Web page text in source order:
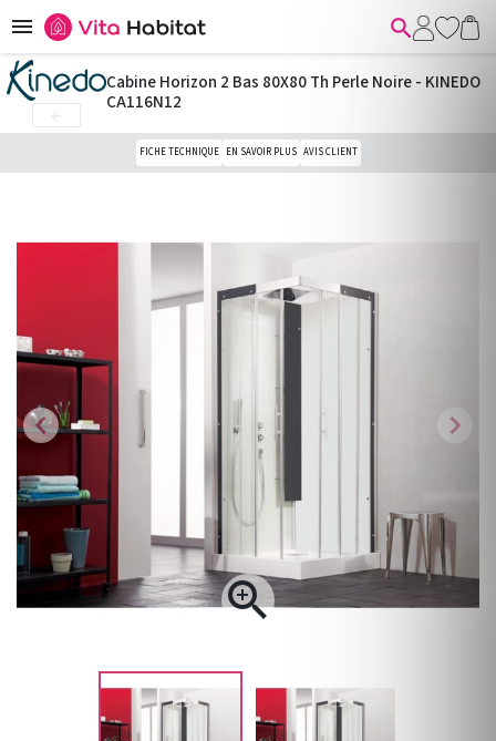
 
chevron_left

chevron_right
Cabine Horizon 2 Bas 80X80 Th Perle Noire - KINEDO
CA116N12
FICHE TECHNIQUE EN SAVOIR PLUS AVIS CLIENT